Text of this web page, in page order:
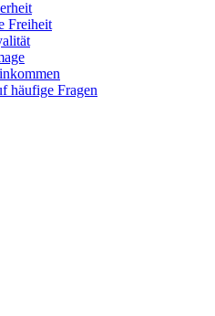
Freiheit
häufige Fragen